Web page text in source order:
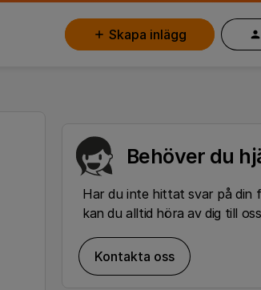
Skapa inlägg
Behöver du
Har du inte hittat svar på din
kan du alltid höra av dig till
Kontakta oss